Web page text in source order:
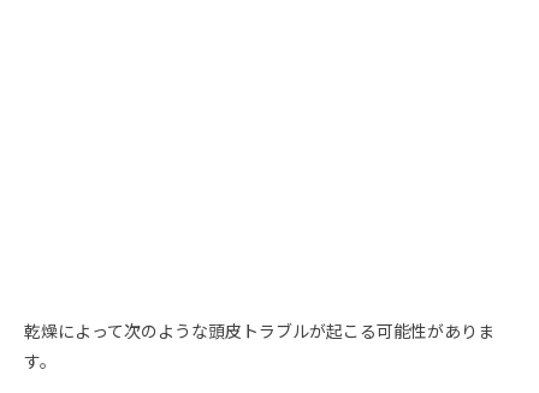
乾燥によって次のような頭皮トラブルが起こる可能性がありま
す。